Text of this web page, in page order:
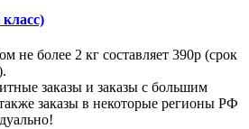
не более 2 кг составляет 390р (срок
заказы и заказы с большим
заказы в некоторые регионы РФ